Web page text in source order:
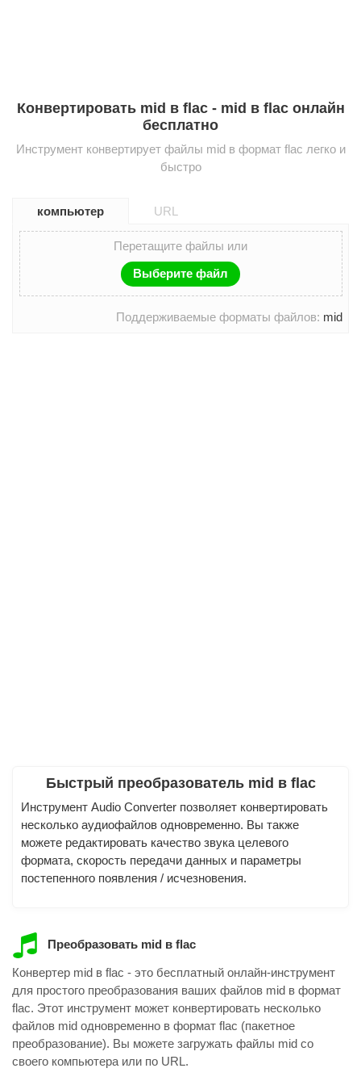
Конвертировать mid в flac - mid в flac онлайн
бесплатно
Инструмент конвертирует файлы mid в формат flac легко и
быстро
компьютер URL
Перетащите файлы или
Выберите файл
Поддерживаемые форматы файлов: mid
Быстрый преобразователь mid в flac
Инструмент Audio Converter позволяет конвертировать
несколько аудиофайлов одновременно. Вы также
можете редактировать качество звука целевого
формата, скорость передачи данных и параметры
постепенного появления / исчезновения.
Преобразовать mid в flac
Конвертер mid в flac - это бесплатный онлайн-инструмент
для простого преобразования ваших файлов mid в формат
flac. Этот инструмент может конвертировать несколько
файлов mid одновременно в формат flac (пакетное
преобразование). Вы можете загружать файлы mid со
своего компьютера или по URL.